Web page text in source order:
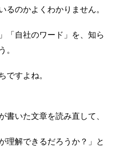
のかよくわかりません。
「自社のワード」を、知ら
すよね。
いた文章を読み直して、
理解できるだろうか？」と